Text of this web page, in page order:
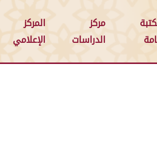
مركز
الدراسات
المركز
الإعلامي